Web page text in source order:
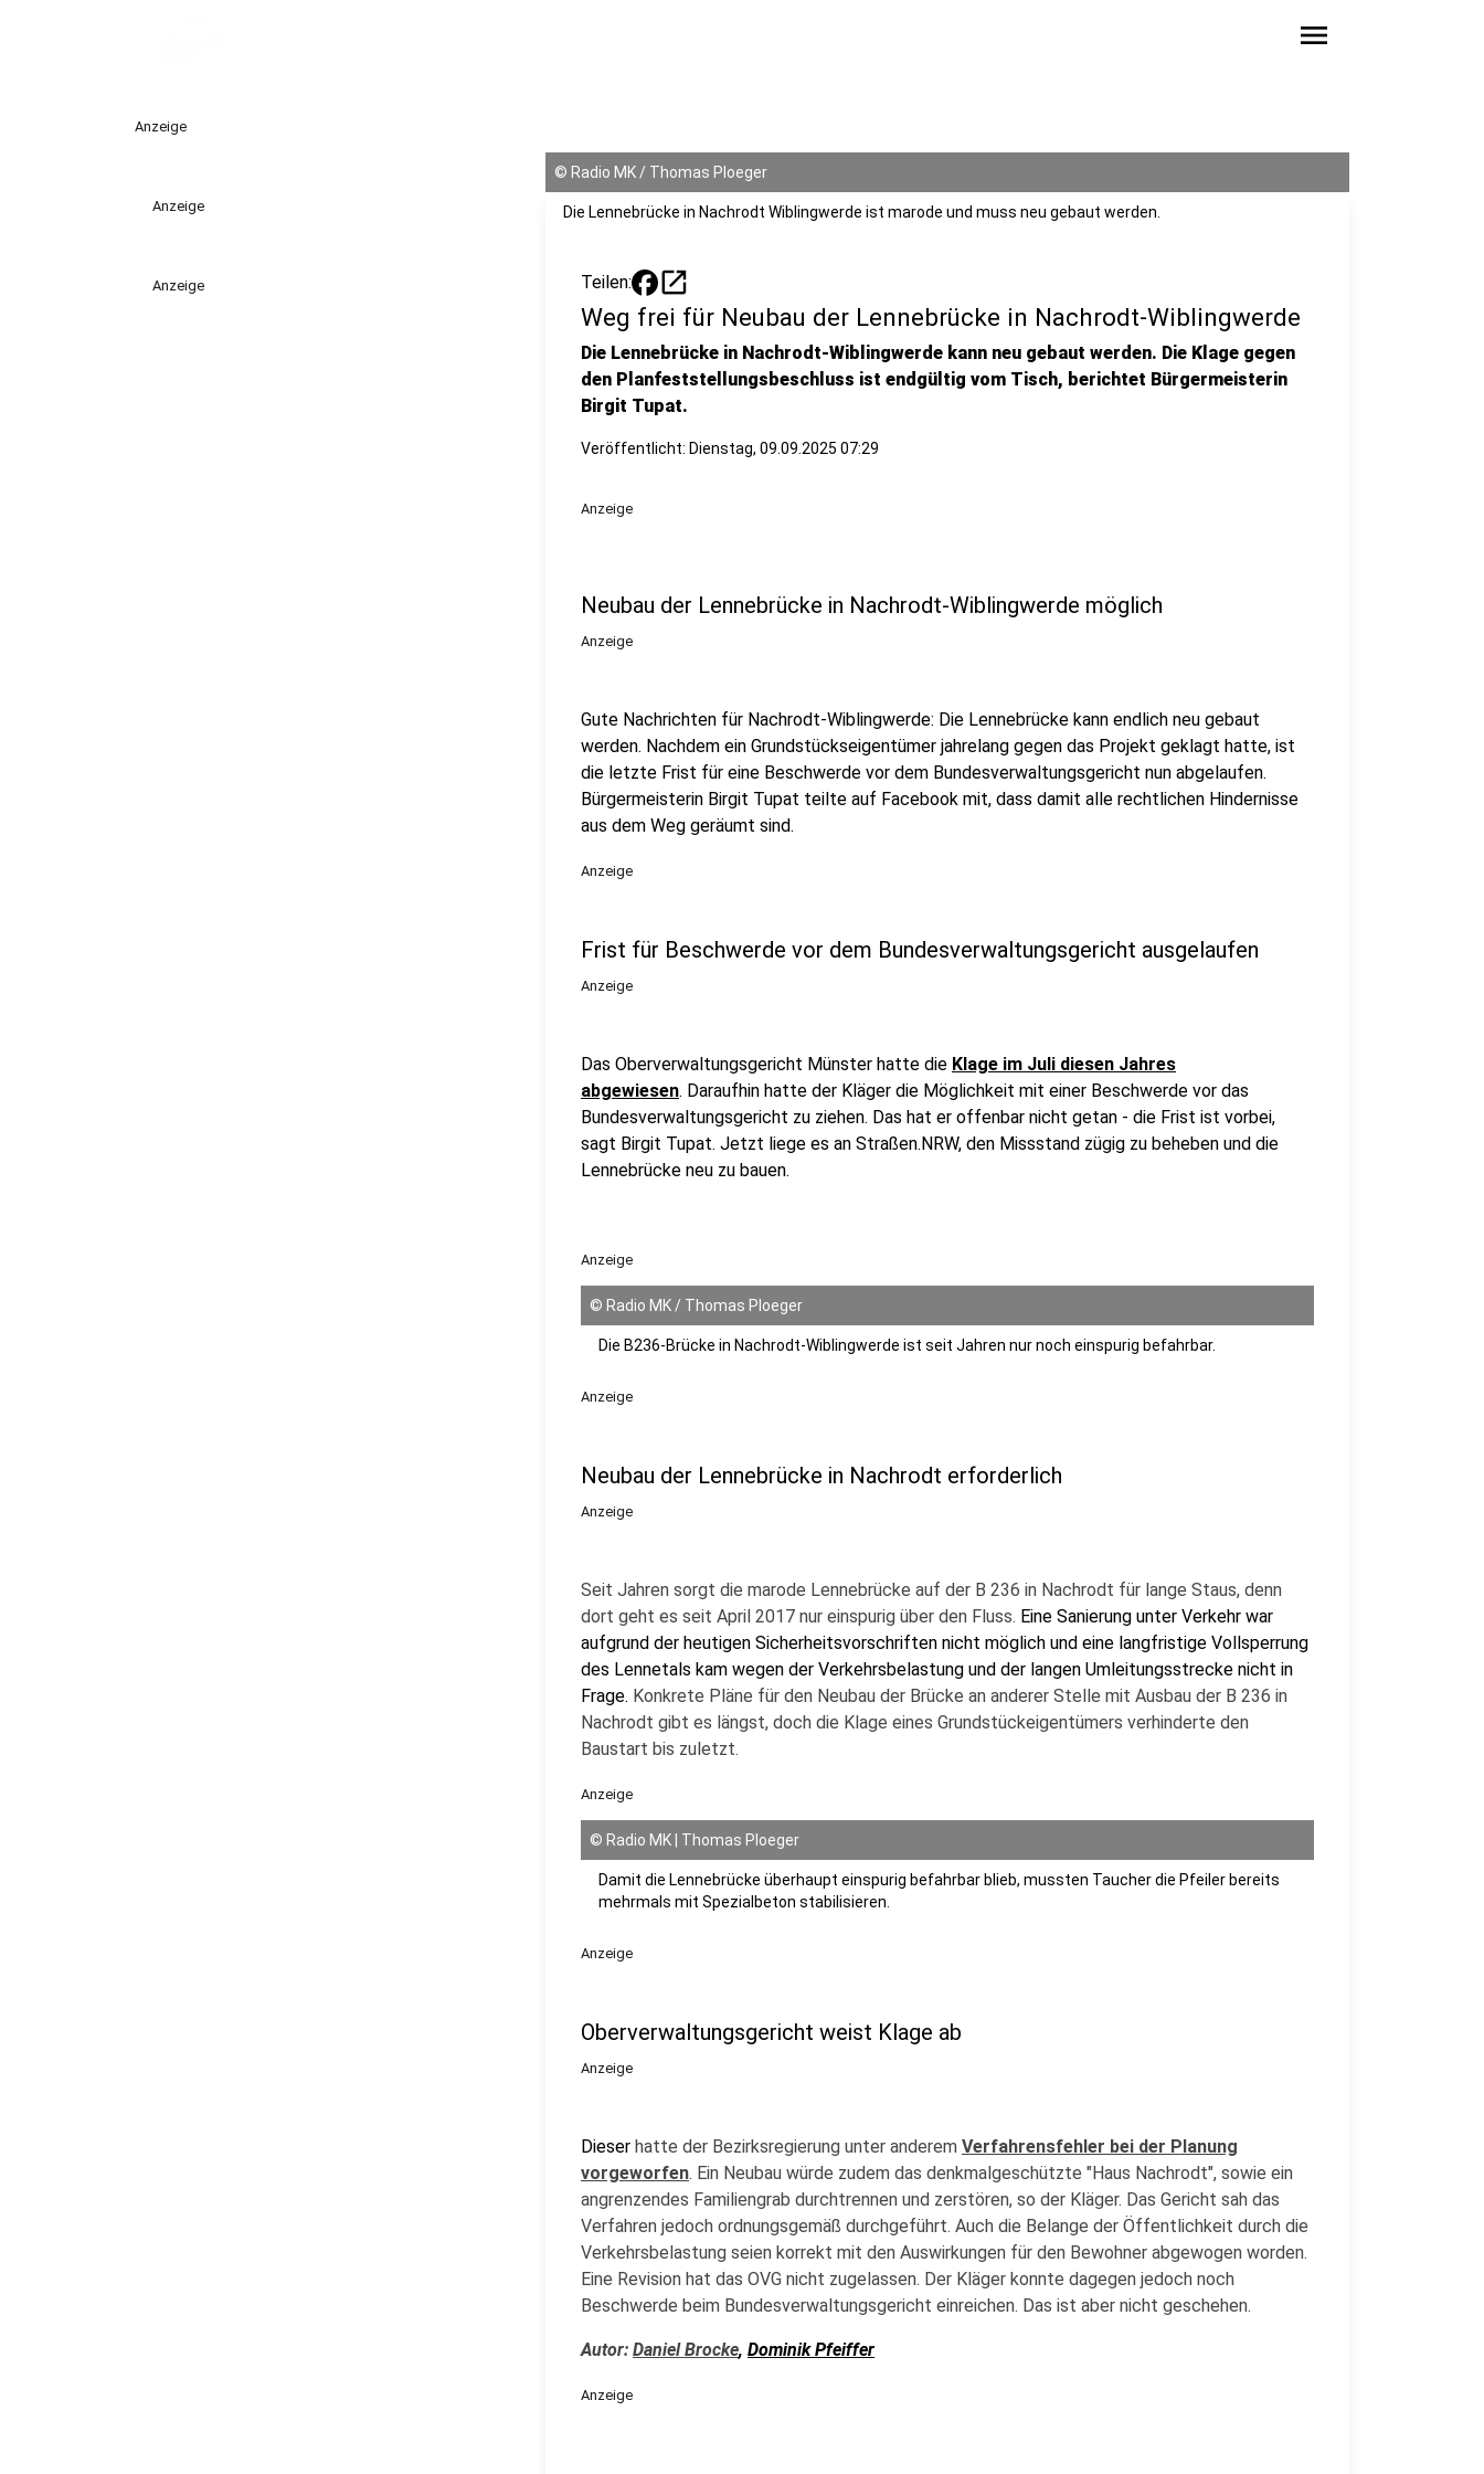
menu
Anzeige
Anzeige
Anzeige
© Radio MK / Thomas Ploeger
Die Lennebrücke in Nachrodt Wiblingwerde ist marode und muss neu gebaut werden.
Teilen: open_in_new
Weg frei für Neubau der Lennebrücke in Nachrodt-Wiblingwerde
Die Lennebrücke in Nachrodt-Wiblingwerde kann neu gebaut werden. Die Klage gegen
den Planfeststellungsbeschluss ist endgültig vom Tisch, berichtet Bürgermeisterin
Birgit Tupat.
Veröffentlicht: Dienstag, 09.09.2025 07:29
Anzeige
Neubau der Lennebrücke in Nachrodt-Wiblingwerde möglich
Anzeige
Gute Nachrichten für Nachrodt-Wiblingwerde: Die Lennebrücke kann endlich neu gebaut
werden. Nachdem ein Grundstückseigentümer jahrelang gegen das Projekt geklagt hatte, ist
die letzte Frist für eine Beschwerde vor dem Bundesverwaltungsgericht nun abgelaufen.
Bürgermeisterin Birgit Tupat teilte auf Facebook mit, dass damit alle rechtlichen Hindernisse
aus dem Weg geräumt sind.
Anzeige
Frist für Beschwerde vor dem Bundesverwaltungsgericht ausgelaufen
Anzeige
Das Oberverwaltungsgericht Münster hatte die Klage im Juli diesen Jahres
abgewiesen. Daraufhin hatte der Kläger die Möglichkeit mit einer Beschwerde vor das
Bundesverwaltungsgericht zu ziehen. Das hat er offenbar nicht getan - die Frist ist vorbei,
sagt Birgit Tupat. Jetzt liege es an Straßen.NRW, den Missstand zügig zu beheben und die
Lennebrücke neu zu bauen.
Anzeige
© Radio MK / Thomas Ploeger
Die B236-Brücke in Nachrodt-Wiblingwerde ist seit Jahren nur noch einspurig befahrbar.
Anzeige
Neubau der Lennebrücke in Nachrodt erforderlich
Anzeige
Seit Jahren sorgt die marode Lennebrücke auf der B 236 in Nachrodt für lange Staus, denn
dort geht es seit April 2017 nur einspurig über den Fluss. Eine Sanierung unter Verkehr war
aufgrund der heutigen Sicherheitsvorschriften nicht möglich und eine langfristige Vollsperrung
des Lennetals kam wegen der Verkehrsbelastung und der langen Umleitungsstrecke nicht in
Frage. Konkrete Pläne für den Neubau der Brücke an anderer Stelle mit Ausbau der B 236 in
Nachrodt gibt es längst, doch die Klage eines Grundstückeigentümers verhinderte den
Baustart bis zuletzt.
Anzeige
© Radio MK | Thomas Ploeger
Damit die Lennebrücke überhaupt einspurig befahrbar blieb, mussten Taucher die Pfeiler bereits
mehrmals mit Spezialbeton stabilisieren.
Anzeige
Oberverwaltungsgericht weist Klage ab
Anzeige
Dieser hatte der Bezirksregierung unter anderem Verfahrensfehler bei der Planung
vorgeworfen. Ein Neubau würde zudem das denkmalgeschützte "Haus Nachrodt", sowie ein
angrenzendes Familiengrab durchtrennen und zerstören, so der Kläger. Das Gericht sah das
Verfahren jedoch ordnungsgemäß durchgeführt. Auch die Belange der Öffentlichkeit durch die
Verkehrsbelastung seien korrekt mit den Auswirkungen für den Bewohner abgewogen worden.
Eine Revision hat das OVG nicht zugelassen. Der Kläger konnte dagegen jedoch noch
Beschwerde beim Bundesverwaltungsgericht einreichen. Das ist aber nicht geschehen.
Autor: Daniel Brocke, Dominik Pfeiffer
Anzeige